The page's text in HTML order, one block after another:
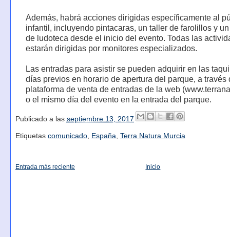
Además, habrá acciones dirigidas específicamente al
infantil, incluyendo pintacaras, un taller de farolillos y
de ludoteca desde el inicio del evento. Todas las
estarán dirigidas por monitores especializados.
Las entradas para asistir se pueden adquirir en las
días previos en horario de apertura del parque, a través
plataforma de venta de entradas de la web
o el mismo día del evento en la entrada del parque.
Publicado a las septiembre 13, 2017
Etiquetas comunicado, España Terra Natura Murcia
Entrada más reciente Inicio